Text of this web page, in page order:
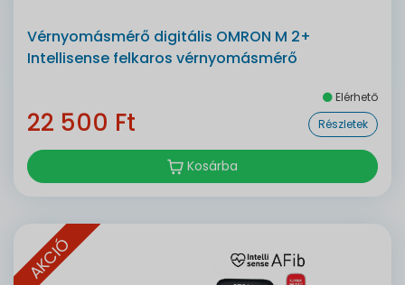
Vérnyomásmérő digitális OMRON M 2+
Intellisense felkaros vérnyomásmérő
Elérhető
22 500 Ft Részletek
Kosárba
AKCIÓ